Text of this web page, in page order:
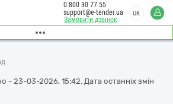
Замовити дзвінок
0 800 30 77 55
support@e-tender.ua
UK
- 23-03-2026, 15:42. Дата останніх змін